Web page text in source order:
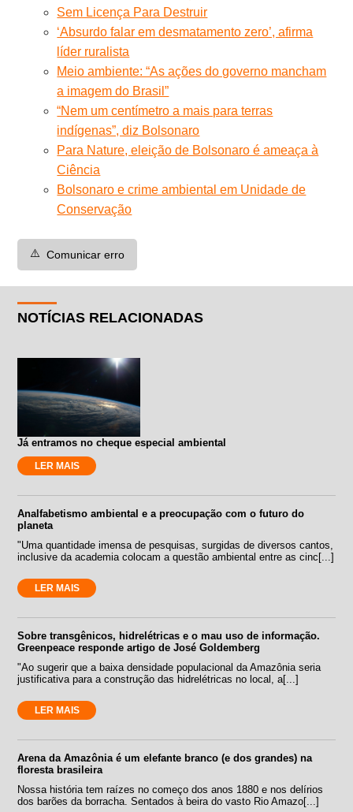
Sem Licença Para Destruir
‘Absurdo falar em desmatamento zero’, afirma
líder ruralista
Meio ambiente: “As ações do governo mancham
a imagem do Brasil”
“Nem um centímetro a mais para terras
indígenas”, diz Bolsonaro
Para Nature, eleição de Bolsonaro é ameaça à
Ciência
Bolsonaro e crime ambiental em Unidade de
Conservação
⚠️ Comunicar erro
NOTÍCIAS RELACIONADAS
Já entramos no cheque especial ambiental
LER MAIS
Analfabetismo ambiental e a preocupação com o futuro do
planeta
"Uma quantidade imensa de pesquisas, surgidas de diversos cantos,
inclusive da academia colocam a questão ambiental entre as cinc[...]
LER MAIS
Sobre transgênicos, hidrelétricas e o mau uso de informação.
Greenpeace responde artigo de José Goldemberg
"Ao sugerir que a baixa densidade populacional da Amazônia seria
justificativa para a construção das hidrelétricas no local, a[...]
LER MAIS
Arena da Amazônia é um elefante branco (e dos grandes) na
floresta brasileira
Nossa história tem raízes no começo dos anos 1880 e nos delírios
dos barões da borracha. Sentados à beira do vasto Rio Amazo[...]